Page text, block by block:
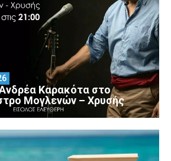
Καρακότα στο
Μογλενών – Χρυσής